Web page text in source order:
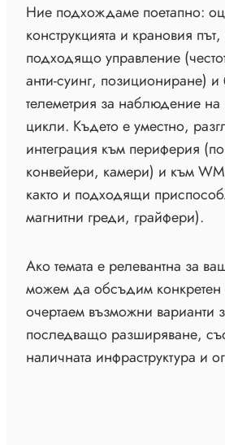
Ние подхождаме поетапно:
конструкцията и крановия
подходящо управление
анти-суинг, позициониране) и
телеметрия за наблюдение на
цикли. Където е уместно,
интеграция към периферия
конвейери, камери) и към
както и подходящи
магнитни греди, грайфери).
Ако темата е релевантна за
можем да обсъдим
очертаем възможни варианти
последващо разширяване,
наличната инфраструктура и